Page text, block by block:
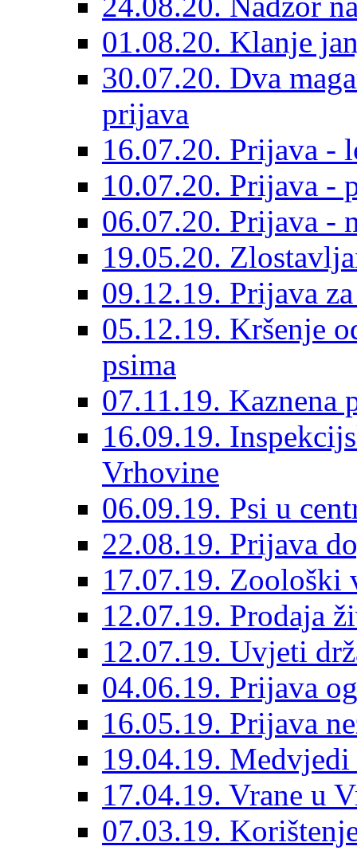
01.08.20. Klanje
30.07.20. Dva
prijava
16.07.20. Prijava -
10.07.20. Prijava -
06.07.20. Prijava -
19.05.20.
09.12.19. Prijava
05.12.19. Kršenje
psima
07.11.19. Kaznena
16.09.19.
Vrhovine
06.09.19. Psi u
22.08.19. Prijava
17.07.19. Zoološki
12.07.19. Prodaja
12.07.19. Uvjeti
04.06.19. Prijava
16.05.19. Prijava
19.04.19.
17.04.19. Vrane u
07.03.19.